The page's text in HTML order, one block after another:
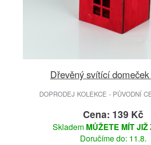
Dřevěný svítící
DOPRODEJ KOLEKCE - PŮVODNÍ
Cena: 139 Kč
Skladem MŮŽETE MÍT JIŽ
Doručíme do: 11.8.